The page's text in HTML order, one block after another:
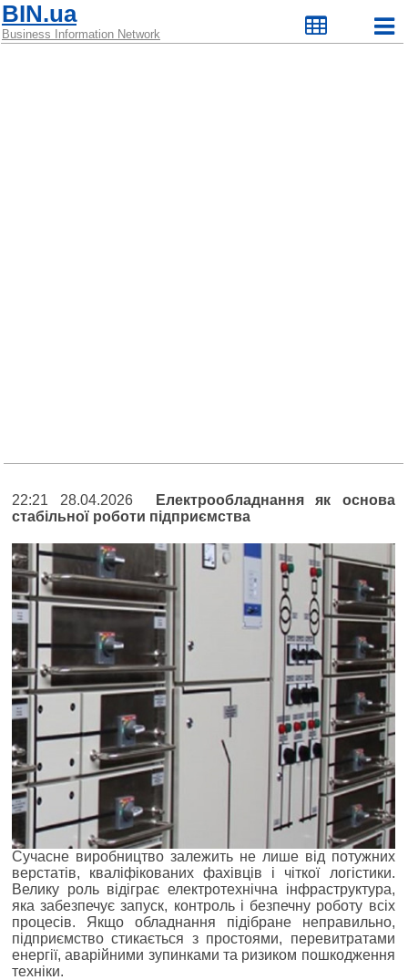
BIN.ua
Business Information Network
22:21 28.04.2026
Електрообладнання як основа
стабільної роботи підприємства
Сучасне виробництво залежить не лише від потужних
верстатів, кваліфікованих фахівців і чіткої логістики.
Велику роль відіграє електротехнічна інфраструктура,
яка забезпечує запуск, контроль і безпечну роботу всіх
процесів. Якщо обладнання підібране неправильно,
підприємство стикається з простоями, перевитратами
енергії, аварійними зупинками та ризиком пошкодження
техніки.